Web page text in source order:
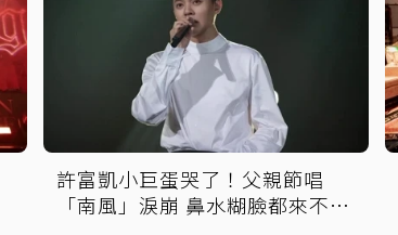
許富凱小巨蛋哭了！父親節唱
「南風」淚崩 鼻水糊臉都來不及